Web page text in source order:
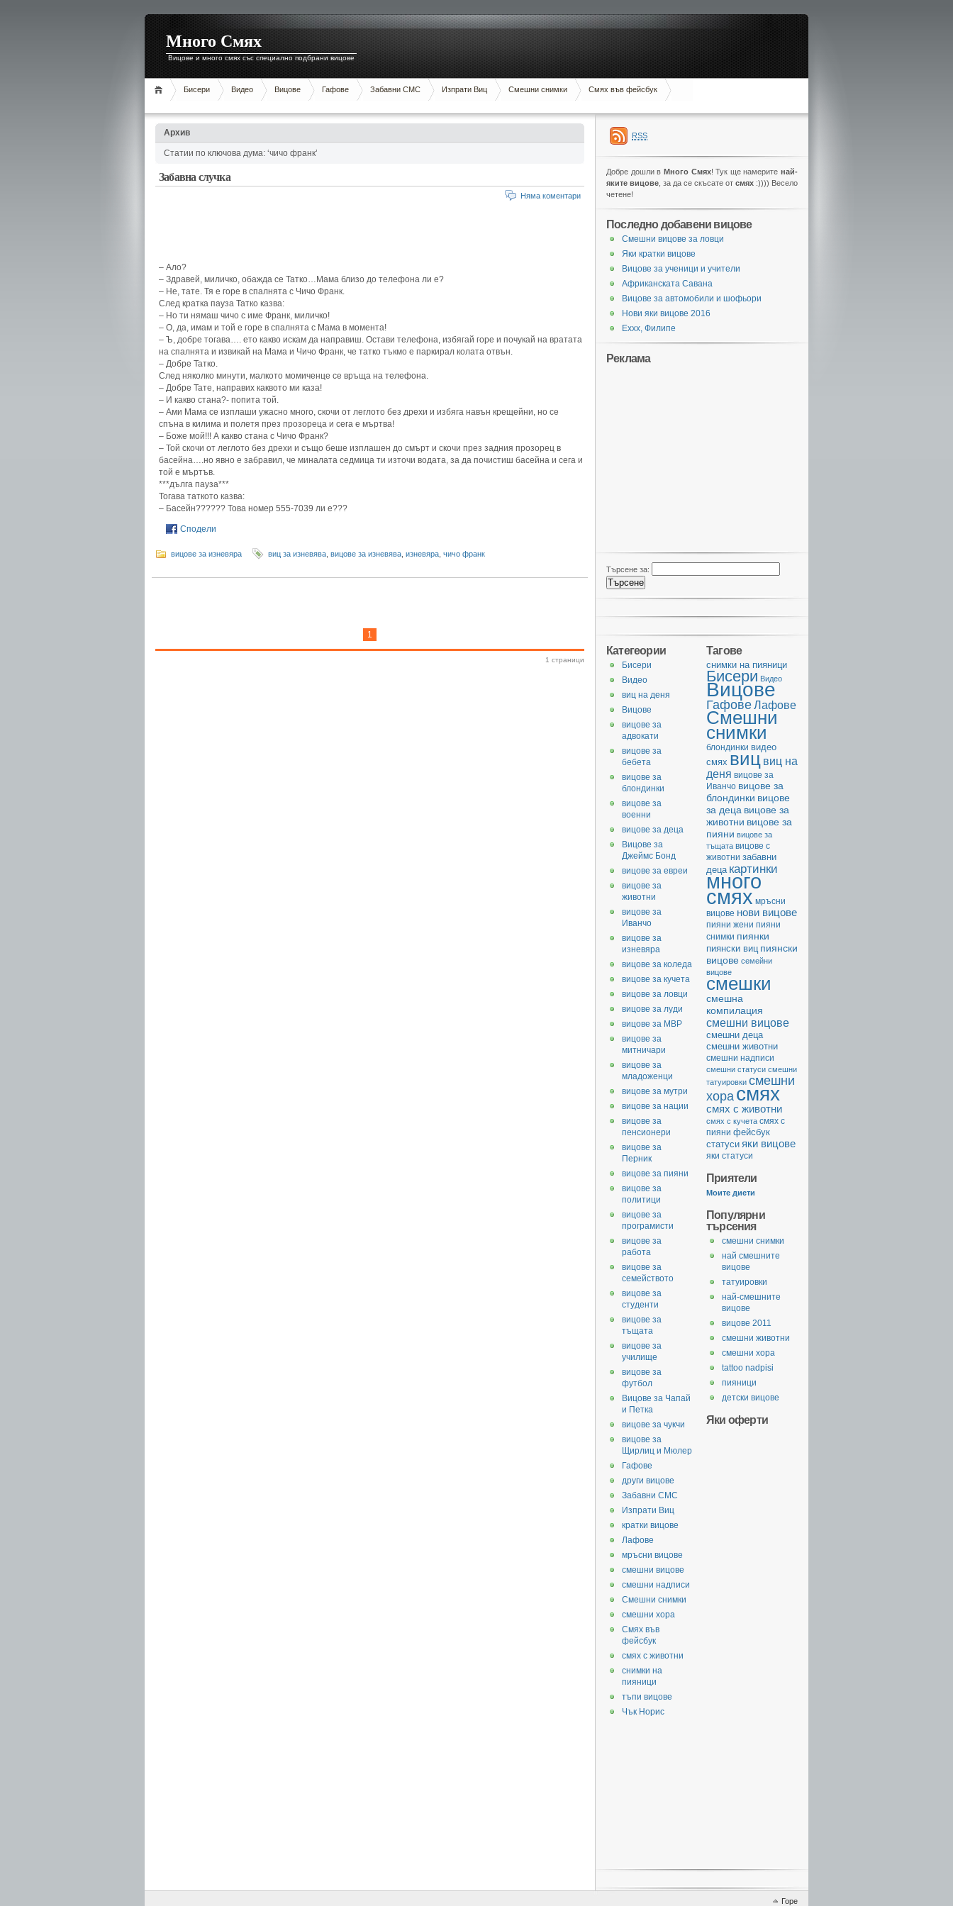
Много Смях
Вицове и много смях със специално подбрани вицове
Бисери Видео Вицове Гафове Забавни СМС Изпрати Виц Смешни снимки Смях във фейсбук
Архив
Статии по ключова дума: ‘чичо франк’
Забавна случка
Няма коментари
– Ало?
– Здравей, миличко, обажда се Татко…Мама близо до телефона ли е?
– Не, тате. Тя е горе в спалнята с Чичо Франк.
След кратка пауза Татко казва:
– Но ти нямаш чичо с име Франк, миличко!
– О, да, имам и той е горе в спалнята с Мама в момента!
– Ъ, добре тогава…. ето какво искам да направиш. Остави телефона, избягай горе и почукай на вратата
на спалнята и извикай на Мама и Чичо Франк, че татко тъкмо е паркирал колата отвън.
– Добре Татко.
След няколко минути, малкото момиченце се връща на телефона.
– Добре Тате, направих каквото ми каза!
– И какво стана?- попита той.
– Ами Мама се изплаши ужасно много, скочи от леглото без дрехи и избяга навън крещейни, но се
спъна в килима и полетя през прозореца и сега е мъртва!
– Боже мой!!! А какво стана с Чичо Франк?
– Той скочи от леглото без дрехи и също беше изплашен до смърт и скочи през задния прозорец в
басейна….но явно е забравил, че миналата седмица ти източи водата, за да почистиш басейна и сега и
той е мъртъв.
***дълга пауза***
Тогава таткото казва:
– Басейн?????? Това номер 555-7039 ли е???
Сподели
вицове за изневяра виц за изневява вицове за изневява изневяра чичо франк
1
1 страници
RSS
Добре дошли в Много Смях! Тук ще намерите най-
яките вицове , за да се скъсате от смях :)))) Весело
четене!
Последно добавени вицове
Смешни вицове за ловци
Яки кратки вицове
Вицове за ученици и учители
Африканската Савана
Вицове за автомобили и шофьори
Нови яки вицове 2016
Еххх, Филипе
Реклама
Търсене за:
Тагове
cнимки на пияници
Бисери Видео
Вицове
ГафовеЛафове
Смешни
снимки
блондинки видео
смях виц виц на
деня вицове за
Иванчо вицове за
блондинки вицове
за деца вицове за
животни вицове за
пияни вицове за
тъщата вицове с
животни забавни
деца картинки
много
смях мръсни
вицове нови вицове
пияни жени пияни
снимки пиянки
пиянски виц пиянски
вицове семейни
вицове
смешки
смешна
компилация
смешни вицове
смешни деца
смешни животни
смешни надписи
смешни статуси смешни
татуировки смешни
хора смях
смях с животни
смях с кучета смях с
пияни фейсбук
статуси яки вицове
яки статуси
Приятели
Моите диети
Популярни
търсения
смешни снимки
най смешните
вицове
татуировки
най-смешните
вицове
вицове 2011
смешни животни
смешни хора
tattoo nadpisi
пияници
детски вицове
Яки оферти
Категеории
Бисери
Видео
виц на деня
Вицове
вицове за
адвокати
вицове за
бебета
вицове за
блондинки
вицове за
военни
вицове за деца
Вицове за
Джеймс Бонд
вицове за евреи
вицове за
животни
вицове за
Иванчо
вицове за
изневяра
вицове за коледа
вицове за кучета
вицове за ловци
вицове за луди
вицове за МВР
вицове за
митничари
вицове за
младоженци
вицове за мутри
вицове за нации
вицове за
пенсионери
вицове за
Перник
вицове за пияни
вицове за
политици
вицове за
програмисти
вицове за
работа
вицове за
семейството
вицове за
студенти
вицове за
тъщата
вицове за
училище
вицове за
футбол
Вицове за Чапай
и Петка
вицове за чукчи
вицове за
Щирлиц и Мюлер
Гафове
други вицове
Забавни СМС
Изпрати Виц
кратки вицове
Лафове
мръсни вицове
смешни вицове
смешни надписи
Смешни снимки
смешни хора
Смях във
фейсбук
смях с животни
снимки на
пияници
тъпи вицове
Чък Норис
Горе